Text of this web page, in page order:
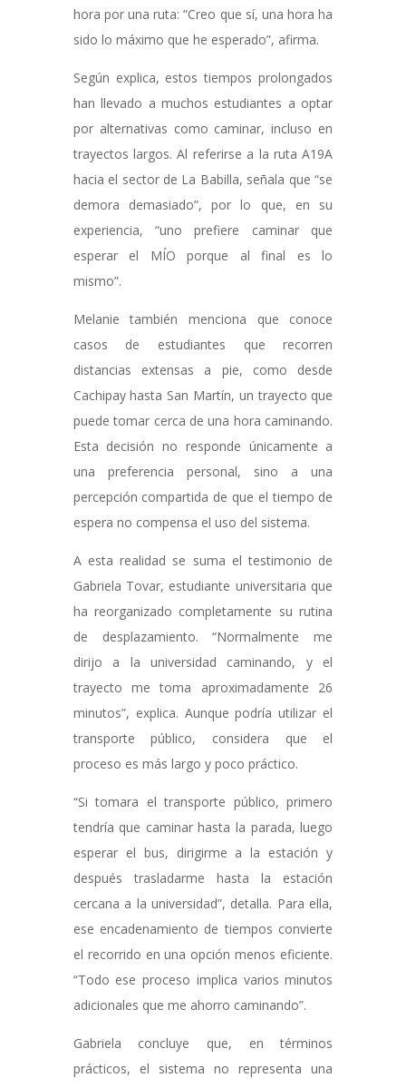
hora por una ruta: “Creo que sí, una hora ha
sido lo máximo que he esperado”, afirma.
Según explica, estos tiempos prolongados
han llevado a muchos estudiantes a optar
por alternativas como caminar, incluso en
trayectos largos. Al referirse a la ruta A19A
hacia el sector de La Babilla, señala que “se
demora demasiado”, por lo que, en su
experiencia, “uno prefiere caminar que
esperar el MÍO porque al final es lo
mismo”.
Melanie también menciona que conoce
casos de estudiantes que recorren
distancias extensas a pie, como desde
Cachipay hasta San Martín, un trayecto que
puede tomar cerca de una hora caminando.
Esta decisión no responde únicamente a
una preferencia personal, sino a una
percepción compartida de que el tiempo de
espera no compensa el uso del sistema.
A esta realidad se suma el testimonio de
Gabriela Tovar, estudiante universitaria que
ha reorganizado completamente su rutina
de desplazamiento. “Normalmente me
dirijo a la universidad caminando, y el
trayecto me toma aproximadamente 26
minutos”, explica. Aunque podría utilizar el
transporte público, considera que el
proceso es más largo y poco práctico.
“Si tomara el transporte público, primero
tendría que caminar hasta la parada, luego
esperar el bus, dirigirme a la estación y
después trasladarme hasta la estación
cercana a la universidad”, detalla. Para ella,
ese encadenamiento de tiempos convierte
el recorrido en una opción menos eficiente.
“Todo ese proceso implica varios minutos
adicionales que me ahorro caminando”.
Gabriela concluye que, en términos
prácticos, el sistema no representa una